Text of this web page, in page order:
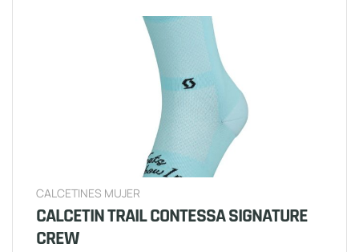
CALCETINES MUJER
CALCETIN TRAIL CONTESSA SIGNATURE
CREW